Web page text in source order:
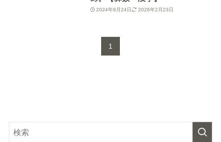
2024年9月24日 2026年2月23日
1